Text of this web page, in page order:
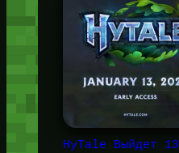
HyTale Выйдет 13